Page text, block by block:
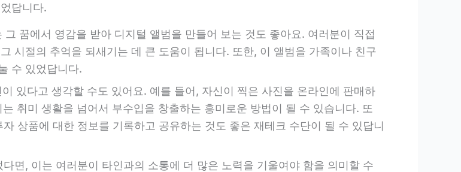
답니다.
꿈에서 영감을 받아 디지털 앨범을 만들어 보는 것도 좋아요. 여러분이 직접
시절의 추억을 되새기는 데 큰 도움이 됩니다. 또한, 이 앨범을 가족이나 친구
수 있었답니다.
있다고 생각할 수도 있어요. 예를 들어, 자신이 찍은 사진을 온라인에 판매하
취미 생활을 넘어서 부수입을 창출하는 흥미로운 방법이 될 수 있습니다. 또
자 상품에 대한 정보를 기록하고 공유하는 것도 좋은 재테크 수단이 될 수 있답니
면, 이는 여러분이 타인과의 소통에 더 많은 노력을 기울여야 함을 의미할 수